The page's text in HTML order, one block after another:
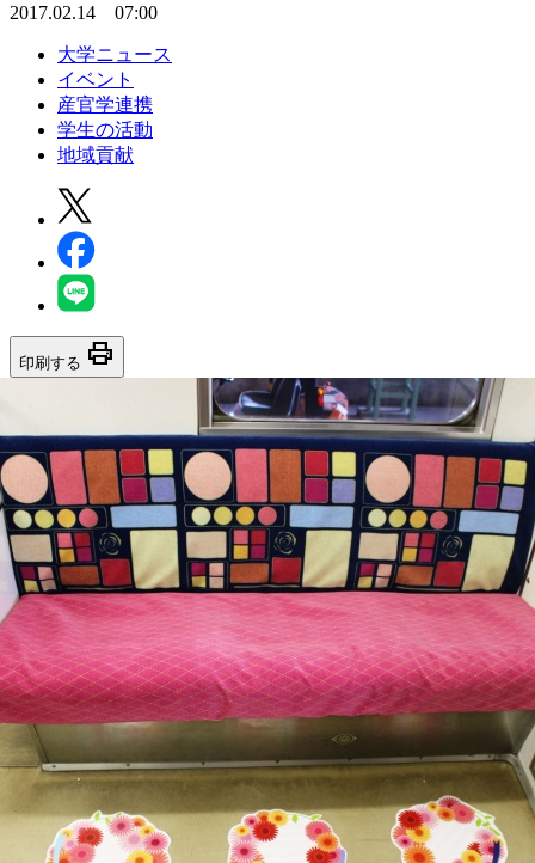
2017.02.14 07:00
大学ニュース
イベント
産官学連携
学生の活動
地域貢献
印刷する print